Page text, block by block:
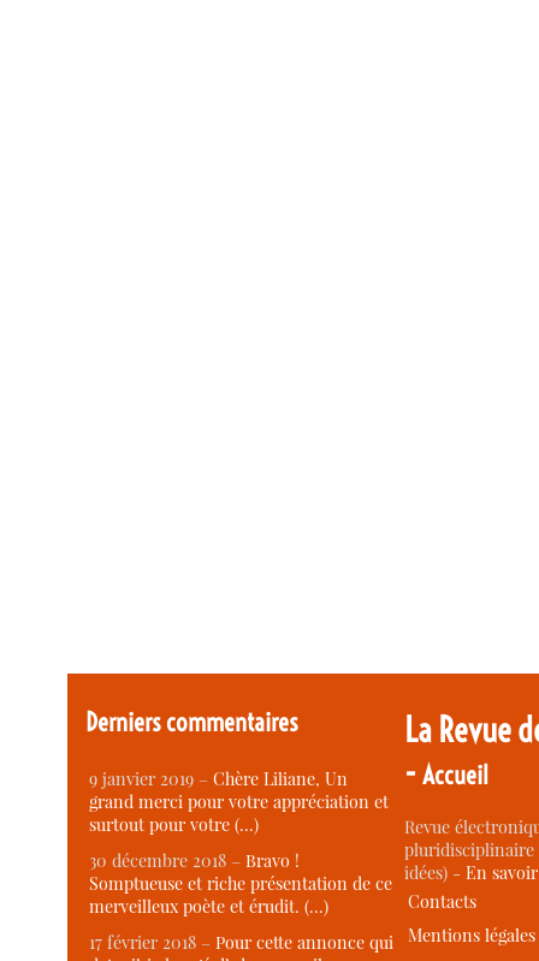
Derniers commentaires
9 janvier 2019 –Chère Liliane, Un
grand merci pour votre appréciation et
surtout pour votre (…)
30 décembre 2018 –Bravo !
Somptueuse et riche présentation de ce
merveilleux poète et érudit. (…)
17 février 2018 –Pour cette annonce qui
La Revue
-Accueil
Revue
idées) -En
Contacts
Mentions légales